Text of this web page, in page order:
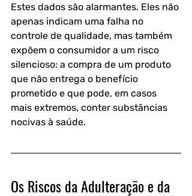
Estes dados são alarmantes. Eles não
apenas indicam uma falha no
controle de qualidade, mas também
expõem o consumidor a um risco
silencioso: a compra de um produto
que não entrega o benefício
prometido e que pode, em casos
mais extremos, conter substâncias
nocivas à saúde.
Os Riscos da Adulteração e da